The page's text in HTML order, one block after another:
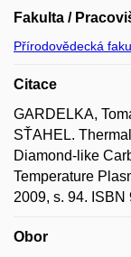
Fakulta /
Přírodovědecká
Citace
GARDELKA,
SŤAHEL.
Diamond-like
Temperature
2009, s. 94. ISBN
Obor